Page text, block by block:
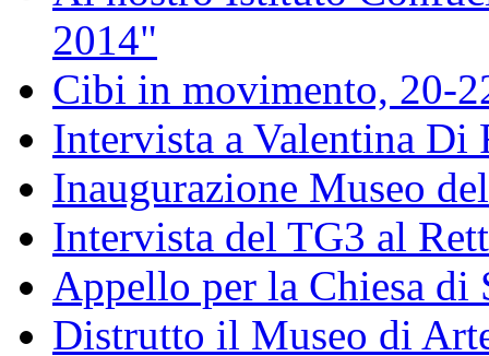
2014"
Cibi in movimento, 20-
Intervista a Valentina Di
Inaugurazione Museo
Intervista del TG3 al
Appello per la Chiesa di
Distrutto il Museo di